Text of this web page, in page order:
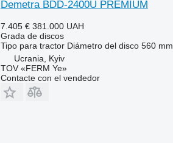
Demetra BDD-2400U PREMIUM
7.405 € 381.000 UAH
Grada de discos
Tipo para tractor Diámetro del disco 560 mm
Ucrania, Kyiv
TOV «FERM Ye»
Contacte con el vendedor